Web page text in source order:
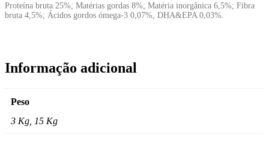
Proteína bruta 25%; Matérias gordas 8%; Matéria inorgânica 6,5%; Fibra
bruta 4,5%; Ácidos gordos ómega-3 0,07%, DHA&EPA 0,03%.
Informação adicional
Peso
3 Kg, 15 Kg